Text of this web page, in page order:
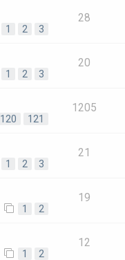
1 2 3
28
1 2 3
20
120 121
1205
1 2 3
21
1 2
19
1 2
12